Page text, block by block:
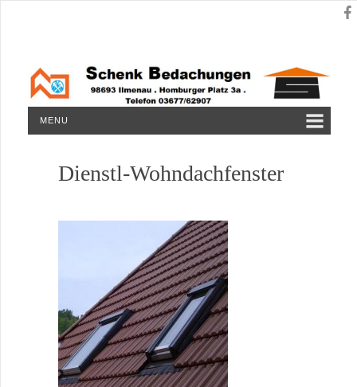
MENU
Dienstl-Wohndachfenster